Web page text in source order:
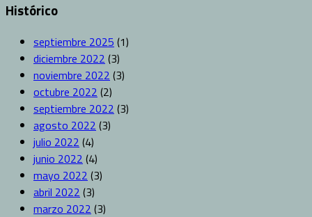
Histórico
septiembre 2025 (1)
diciembre 2022 (3)
noviembre 2022 (3)
octubre 2022 (2)
septiembre 2022 (3)
agosto 2022 (3)
julio 2022 (4)
junio 2022 (4)
mayo 2022 (3)
abril 2022 (3)
marzo 2022 (3)